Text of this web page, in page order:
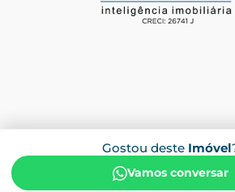
Gostou deste Imóvel
Vamos conversar